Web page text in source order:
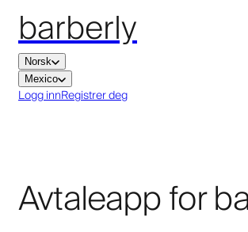
barberly
Norsk
Mexico
Logg innRegistrer deg
Avtaleapp for